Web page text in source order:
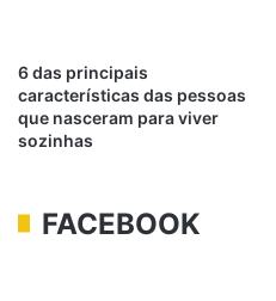
6 das principais
características das pessoas
que nasceram para viver
sozinhas
FACEBOOK